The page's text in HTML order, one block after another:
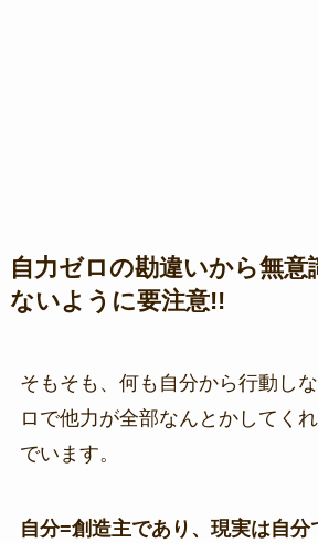
自力ゼロの勘違いから無意
ないように要注意!!
そもそも、何も自分から行動し
ロで他力が全部なんとかしてく
でいます。
自分=創造主であり、現実は自分